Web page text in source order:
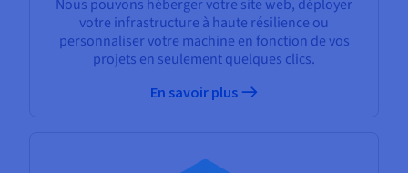
Nous pouvons héberger votre site web, déployer
votre infrastructure à haute résilience ou
personnaliser votre machine en fonction de vos
projets en seulement quelques clics.
En savoir plus